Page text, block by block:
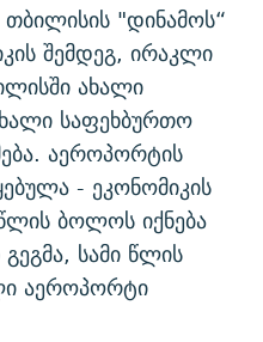
"დინამოს“
შემდეგ, ირაკლი
ახალი
საფეხბურთო
აეროპორტის
- ეკონომიკის
ბოლოს იქნება
სამი წლის
აეროპორტი